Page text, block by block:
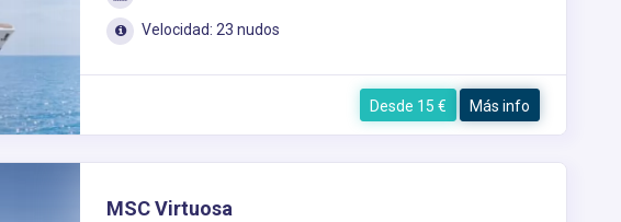
Velocidad: 23 nudos
Desde 15 € Más info
MSC Virtuosa